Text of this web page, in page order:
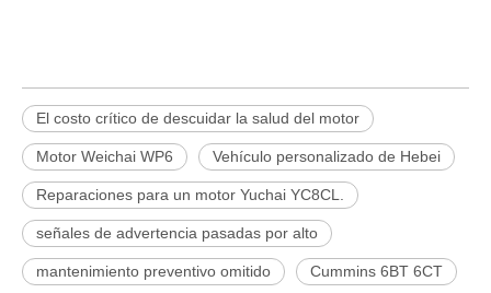
El costo crítico de descuidar la salud del motor
Motor Weichai WP6 Vehículo personalizado de Hebei
Reparaciones para un motor Yuchai YC8CL.
señales de advertencia pasadas por alto
mantenimiento preventivo omitido Cummins 6BT 6CT